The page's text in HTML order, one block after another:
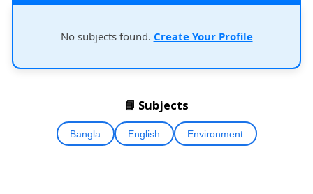
No subjects found. Create Your Profile
📘 Subjects
Bangla English Environment